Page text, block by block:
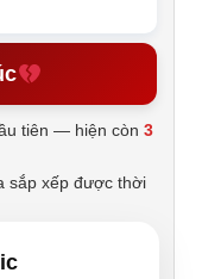
tiên — hiện còn3
sắp xếp được thời